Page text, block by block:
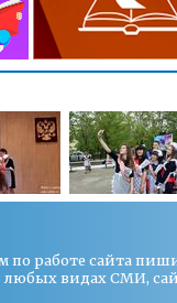
по работе сайта
видах СМИ,